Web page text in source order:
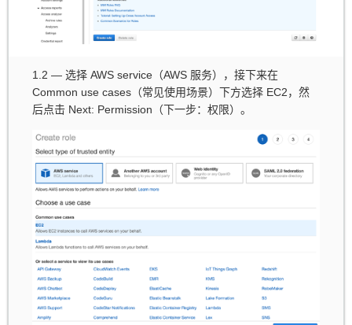
1.2 — 选择 AWS service（AWS 服务），接下来在
Common use cases（常见使用场景）下方选择 EC2，然
后点击 Next: Permission（下一步：权限）。